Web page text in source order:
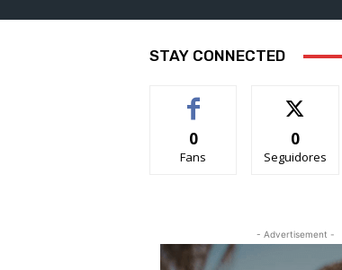
STAY CONNECTED
0
Fans
0
Seguidores
- Advertisement -